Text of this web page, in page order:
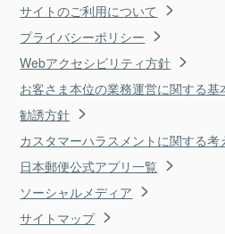
サイトのご利用について
プライバシーポリシー
Webアクセシビリティ方針
お客さま本位の業務運営に関する基
勧誘方針
カスタマーハラスメントに関する考
日本郵便公式アプリ一覧
ソーシャルメディア
サイトマップ